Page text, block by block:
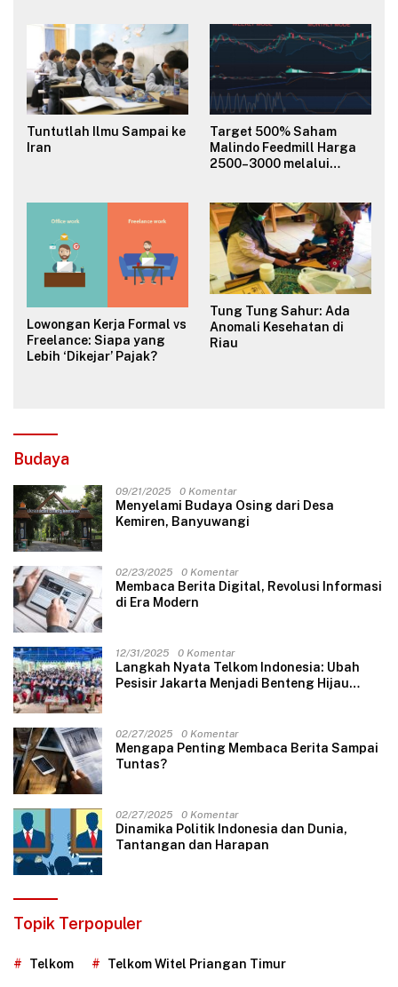
Tuntutlah Ilmu Sampai ke
Iran
Target 500% Saham
Malindo Feedmill Harga
2500–3000 melalui
Lowongan Kerja Formal vs
Freelance: Siapa yang
Lebih ‘Dikejar’ Pajak?
Tung Tung Sahur: Ada
Anomali Kesehatan di
Riau
Budaya
09/21/2025 0 Komentar
Menyelami Budaya Osing dari Desa
Kemiren, Banyuwangi
02/23/2025 0 Komentar
Membaca Berita Digital, Revolusi Informasi
di Era Modern
12/31/2025 0 Komentar
Langkah Nyata Telkom Indonesia: Ubah
Pesisir Jakarta Menjadi Benteng Hijau
02/27/2025 0 Komentar
Mengapa Penting Membaca Berita Sampai
Tuntas?
02/27/2025 0 Komentar
Dinamika Politik Indonesia dan Dunia,
Tantangan dan Harapan
Topik Terpopuler
Telkom Telkom Witel Priangan Timur